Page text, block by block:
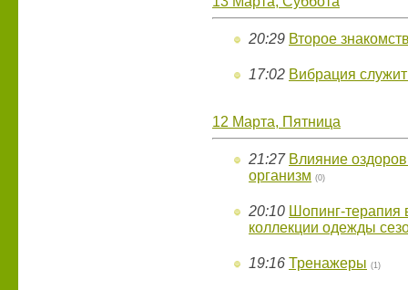
20:29 Второе
17:02 Вибрация
12 Марта, Пятница
21:27 Влияние
организм (0)
20:10 Шопинг-
коллекции одежды
19:16 Тренажеры (1)